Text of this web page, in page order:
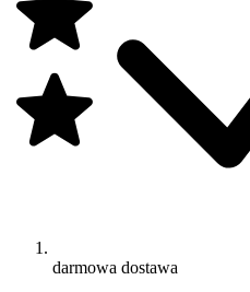
darmowa dostawa